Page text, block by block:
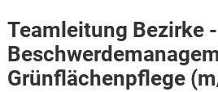
Teamleitung Bezirke -
Grünflächenpflege